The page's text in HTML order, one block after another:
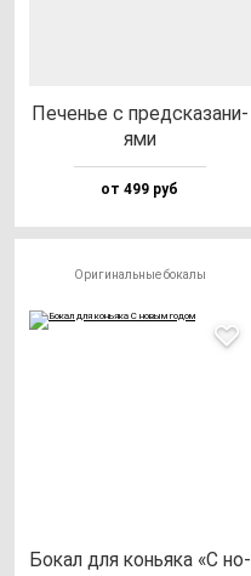
Печенье с пред­ска­за­ни­
ями
от 499 руб
Оригинальные бокалы
Бокал для конь­яка «С но­